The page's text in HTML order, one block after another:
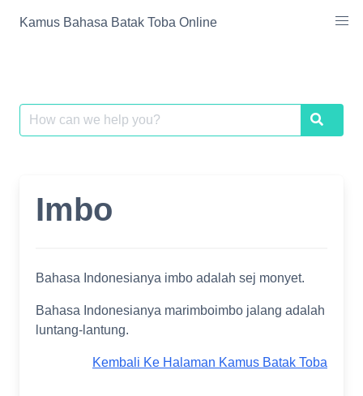
Kamus Bahasa Batak Toba Online
Search
for:
Search
Imbo
Bahasa Indonesianya imbo adalah sej monyet.
Bahasa Indonesianya marimboimbo jalang adalah
luntang-lantung.
Kembali Ke Halaman Kamus Batak Toba